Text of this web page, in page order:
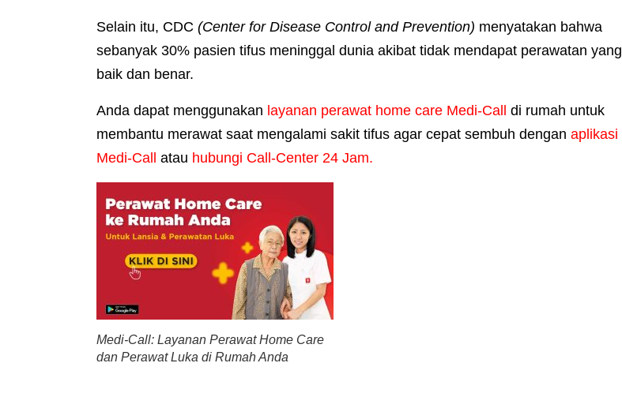
Selain itu, CDC (Center for Disease Control and Prevention) menyatakan bahwa
sebanyak 30% pasien tifus meninggal dunia akibat tidak mendapat perawatan yang
baik dan benar.
Anda dapat menggunakan layanan perawat home care Medi-Call
di rumah untuk
membantu merawat saat mengalami sakit tifus agar cepat sembuh dengan aplikasi
Medi-Call
atau hubungi Call-Center 24 Jam.
Medi-Call: Layanan Perawat Home Care
dan Perawat Luka di Rumah Anda